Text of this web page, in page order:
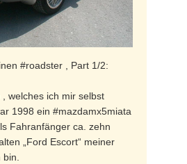
#roadster , Part 1/2:
welches ich mir selbst
1998 ein #mazdamx5miata
Fahranfänger ca. zehn
„Ford Escort“ meiner